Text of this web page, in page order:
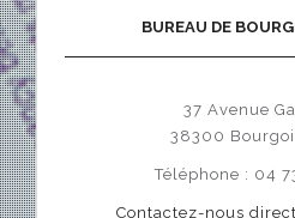
BUREAU DE
37 Avenue
38300
Téléphone : 04
Contactez-nous